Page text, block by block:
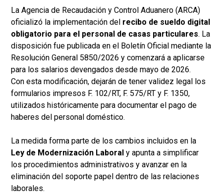
La Agencia de Recaudación y Control Aduanero (ARCA)
oficializó la implementación del recibo de sueldo digital
obligatorio para el personal de casas particulares. La
disposición fue publicada en el Boletín Oficial mediante la
Resolución General 5850/2026 y comenzará a aplicarse
para los salarios devengados desde mayo de 2026.
Con esta modificación, dejarán de tener validez legal los
formularios impresos F. 102/RT, F. 575/RT y F. 1350,
utilizados históricamente para documentar el pago de
haberes del personal doméstico.
La medida forma parte de los cambios incluidos en la
Ley de Modernización Laboral y apunta a simplificar
los procedimientos administrativos y avanzar en la
eliminación del soporte papel dentro de las relaciones
laborales.